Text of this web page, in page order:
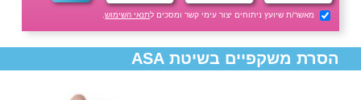
מאשר/ת שיועץ ניתוחים יצור עימי קשר ומסכים לתנאי השימוש.
הסרת משקפיים בשיטת ASA